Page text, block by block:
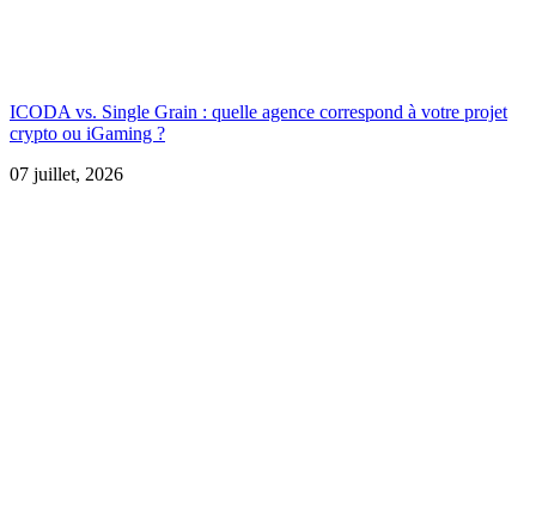
ICODA vs. Single Grain : quelle agence correspond à votre projet
crypto ou iGaming ?
07 juillet, 2026